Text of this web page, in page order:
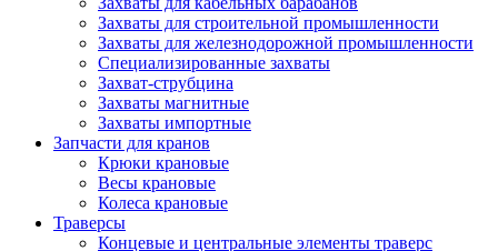
Захваты для строительной промышленности
Захваты для железнодорожной промышленности
Специализированные захваты
Захват-струбцина
Захваты магнитные
Захваты импортные
Запчасти для кранов
Крюки крановые
Весы крановые
Колеса крановые
Траверсы
Концевые и центральные элементы траверс